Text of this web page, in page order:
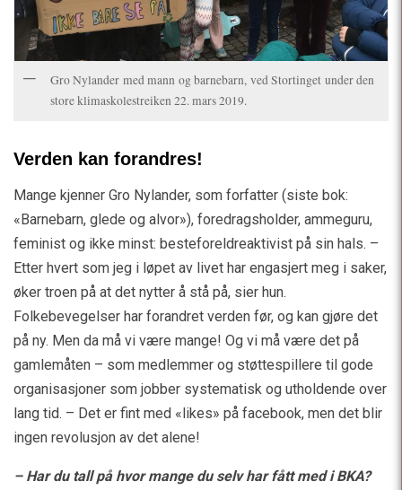
Gro Nylander med mann og barnebarn, ved Stortinget under den
store klimaskolestreiken 22. mars 2019.
Verden kan forandres!
Mange kjenner Gro Nylander, som forfatter (siste bok:
«Barnebarn, glede og alvor»), foredragsholder, ammeguru,
feminist og ikke minst: besteforeldreaktivist på sin hals. –
Etter hvert som jeg i løpet av livet har engasjert meg i saker,
øker troen på at det nytter å stå på, sier hun.
Folkebevegelser har forandret verden før, og kan gjøre det
på ny. Men da må vi være mange! Og vi må være det på
gamlemåten – som medlemmer og støttespillere til gode
organisasjoner som jobber systematisk og utholdende over
lang tid. – Det er fint med «likes» på facebook, men det blir
ingen revolusjon av det alene!
– Har du tall på hvor mange du selv har fått med i BKA?